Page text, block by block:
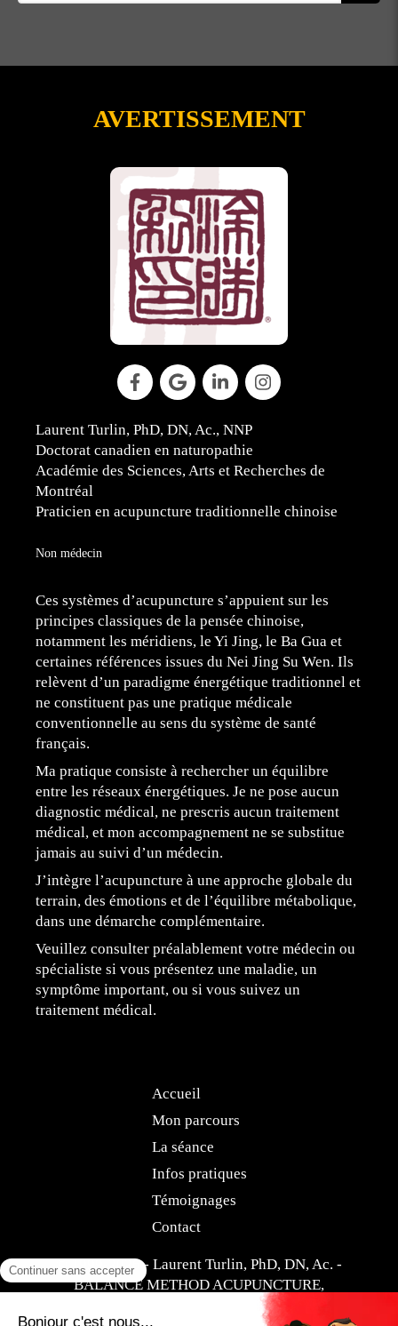
AVERTISSEMENT
Laurent Turlin, PhD, DN, Ac., NNP
Doctorat canadien en naturopathie
Académie des Sciences, Arts et Recherches de
Montréal
Praticien en acupuncture traditionnelle chinoise
Non médecin
Ces systèmes d’acupuncture s’appuient sur les
principes classiques de la pensée chinoise,
notamment les méridiens, le Yi Jing, le Ba Gua et
certaines références issues du Nei Jing Su Wen. Ils
relèvent d’un paradigme énergétique traditionnel et
ne constituent pas une pratique médicale
conventionnelle au sens du système de santé
français.
Ma pratique consiste à rechercher un équilibre
entre les réseaux énergétiques. Je ne pose aucun
diagnostic médical, ne prescris aucun traitement
médical, et mon accompagnement ne se substitue
jamais au suivi d’un médecin.
J’intègre l’acupuncture à une approche globale du
terrain, des émotions et de l’équilibre métabolique,
dans une démarche complémentaire.
Veuillez consulter préalablement votre médecin ou
spécialiste si vous présentez une maladie, un
symptôme important, ou si vous suivez un
traitement médical.
Accueil
Mon parcours
La séance
Infos pratiques
Témoignages
Contact
© 1999-2026 - Laurent Turlin, PhD, DN, Ac. -
BALANCE METHOD ACUPUNCTURE,
Acupuncture Paris 8